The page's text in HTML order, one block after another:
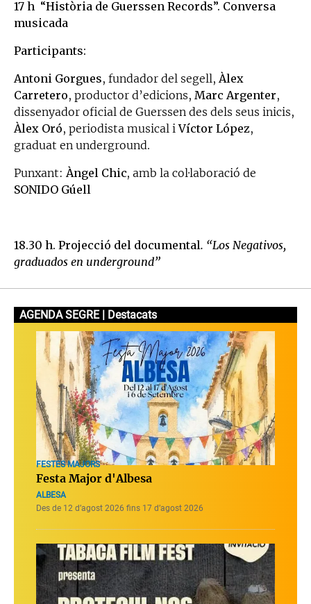
17 h “Història de Guerssen Records”. Conversa
musicada
Participants:
Antoni Gorgues, fundador del segell, Àlex
Carretero, productor d’edicions, Marc Argenter,
dissenyador oficial de Guerssen des dels seus inicis,
Àlex Oró, periodista musical iVíctor López,
graduat en underground.
Punxant: Àngel Chic, amb la col·laboració de
SONIDO Gúell
18.30 h. Projecció del documental. “Los Negativos,
graduados en underground”
AGENDA SEGRE | Destacats
FESTES MAJORS
Festa Major d'Albesa
ALBESA
Des de 12 d’agost 2026 fins 17 d’agost 2026